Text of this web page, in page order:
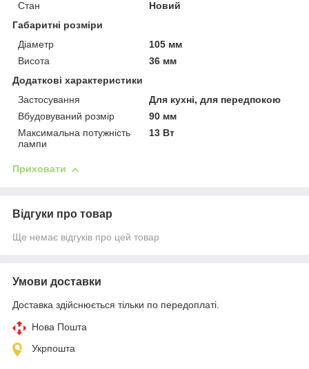
Стан
Новий
Габаритні розміри
Діаметр
105 мм
Висота
36 мм
Додаткові характеристики
Застосування
Для кухні, для передпокою
Вбудовуваний розмір
90 мм
Максимальна потужність
лампи
13 Вт
Приховати
Відгуки про товар
Ще немає відгуків про цей товар
Умови доставки
Доставка здійснюється тільки по передоплаті.
Нова Пошта
Укрпошта